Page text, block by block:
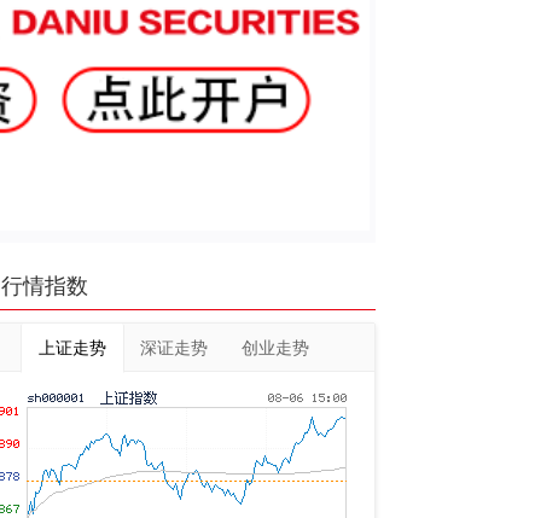
行情指数
上证走势 深证走势 创业走势